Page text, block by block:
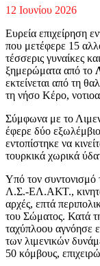
12 Ιουνίου 2026
Ευρεία επιχείρηση
που μετέφερε 15
τέσσερις γυναίκες
ξημερώματα από το
εκτείνεται από τη
τη νήσο Κέρο,
Σύμφωνα με το
έφερε δύο
εντοπίστηκε να
τουρκικά χωρικά
Υπό τον συντονισμό
Λ.Σ.-ΕΛ.ΑΚΤ.,
αρχές, επτά
του Σώματος. Κατά
ταχύπλοου αγνόησε
των λιμενικών
50 κόμβους,